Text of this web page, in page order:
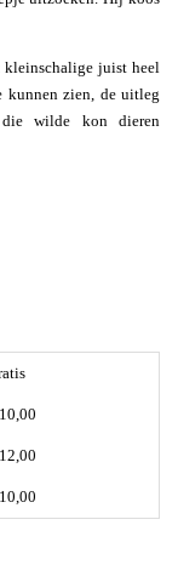
kleinschalige juist heel
kunnen zien, de uitleg
die wilde kon dieren